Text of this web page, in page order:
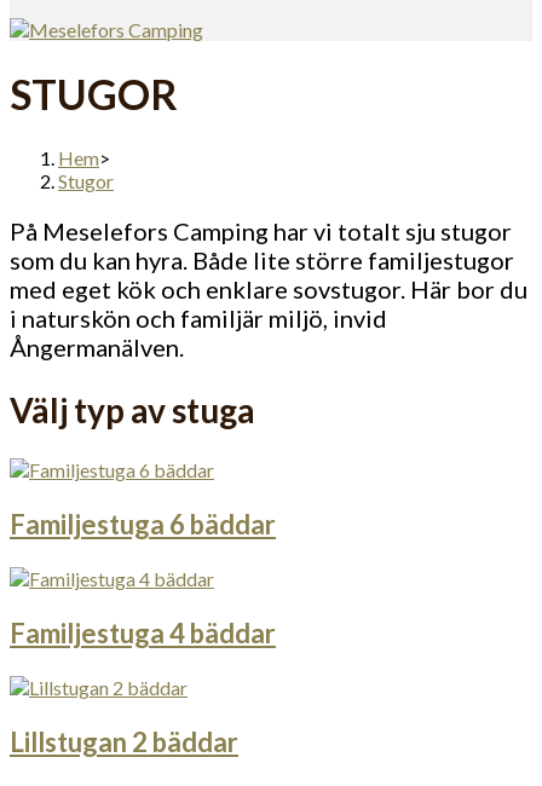
STUGOR
Hem>
Stugor
På Meselefors Camping har vi totalt sju stugor
som du kan hyra. Både lite större familjestugor
med eget kök och enklare sovstugor. Här bor du
i naturskön och familjär miljö, invid
Ångermanälven.
Välj typ av stuga
Familjestuga 6 bäddar
Familjestuga 4 bäddar
Lillstugan 2 bäddar